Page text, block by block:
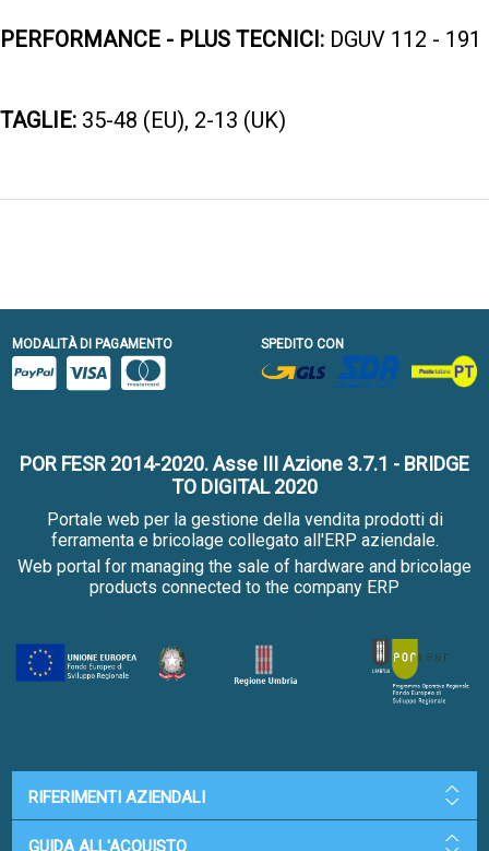
PERFORMANCE - PLUS TECNICI: DGUV 112 - 191
TAGLIE: 35-48 (EU), 2-13 (UK)
MODALITÀ DI PAGAMENTO SPEDITO CON
POR FESR 2014-2020. Asse III Azione 3.7.1 - BRIDGE
TO DIGITAL 2020
Portale web per la gestione della vendita prodotti di
ferramenta e bricolage collegato all'ERP aziendale.
Web portal for managing the sale of hardware and bricolage
products connected to the company ERP
RIFERIMENTI AZIENDALI
GUIDA ALL'ACQUISTO